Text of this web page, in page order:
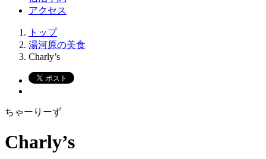
アクセス
トップ
湯河原の美食
Charly’s
ちゃーりーず
Charly’s